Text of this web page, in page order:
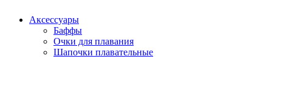
Аксессуары
Баффы
Очки для плавания
Шапочки плавательные